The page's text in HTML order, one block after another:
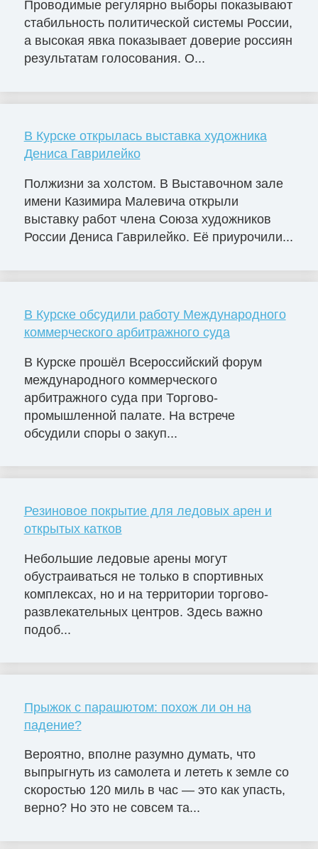
Проводимые регулярно выборы показывают
стабильность политической системы России,
а высокая явка показывает доверие россиян
результатам голосования. О...
В Курске открылась выставка художника
Дениса Гаврилейко
Полжизни за холстом. В Выставочном зале
имени Казимира Малевича открыли
выставку работ члена Союза художников
России Дениса Гаврилейко. Её приурочили...
В Курске обсудили работу Международного
коммерческого арбитражного суда
В Курске прошёл Всероссийский форум
международного коммерческого
арбитражного суда при Торгово-
промышленной палате. На встрече
обсудили споры о закуп...
Резиновое покрытие для ледовых арен и
открытых катков
Небольшие ледовые арены могут
обустраиваться не только в спортивных
комплексах, но и на территории торгово-
развлекательных центров. Здесь важно
подоб...
Прыжок с парашютом: похож ли он на
падение?
Вероятно, вполне разумно думать, что
выпрыгнуть из самолета и лететь к земле со
скоростью 120 миль в час — это как упасть,
верно? Но это не совсем та...